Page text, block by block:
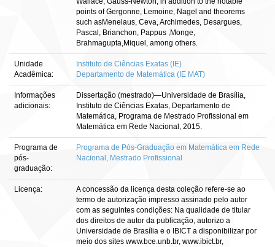
points of Gergonne, Lemoine, Nagel and theorems
such asMenelaus, Ceva, Archimedes, Desargues,
Pascal, Brianchon, Pappus ,Monge,
Brahmagupta,Miquel, among others.
Unidade
Acadêmica:
Instituto de Ciências Exatas (IE)
Departamento de Matemática (IE MAT)
Informações
adicionais:
Dissertação (mestrado)—Universidade de Brasília,
Instituto de Ciências Exatas, Departamento de
Matemática, Programa de Mestrado Profissional em
Matemática em Rede Nacional, 2015.
Programa de
pós-
graduação:
Programa de Pós-Graduação em Matemática em Rede
Nacional, Mestrado Profissional
Licença:
A concessão da licença desta coleção refere-se ao
termo de autorização impresso assinado pelo autor
com as seguintes condições: Na qualidade de titular
dos direitos de autor da publicação, autorizo a
Universidade de Brasília e o IBICT a disponibilizar por
meio dos sites www.bce.unb.br, www.ibict.br,